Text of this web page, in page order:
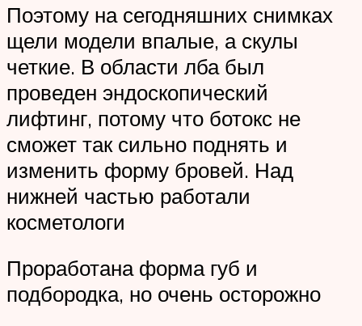
Поэтому на сегодняшних снимках
щели модели впалые, а скулы
четкие. В области лба был
проведен эндоскопический
лифтинг, потому что ботокс не
сможет так сильно поднять и
изменить форму бровей. Над
нижней частью работали
косметологи
Проработана форма губ и
подбородка, но очень осторожно